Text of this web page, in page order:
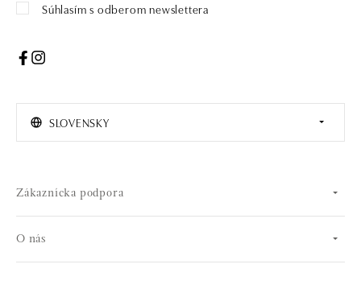
Súhlasím s odberom newslettera
SLOVENSKY
Zákaznícka podpora
O nás